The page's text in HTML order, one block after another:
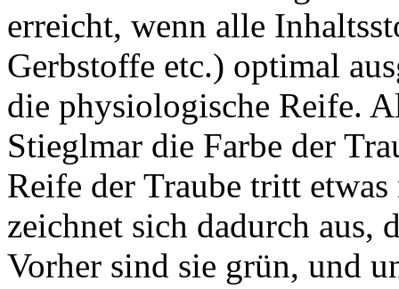
erreicht, wenn alle
Gerbstoffe etc.) optimal
die physiologische Reife.
Stieglmar die Farbe der
Reife der Traube tritt
zeichnet sich dadurch aus,
Vorher sind sie grün, und